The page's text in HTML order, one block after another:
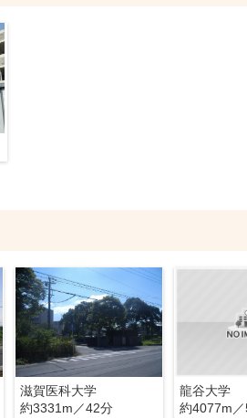
滋賀医科大学
約3331m／42分
龍谷大学
約4077m